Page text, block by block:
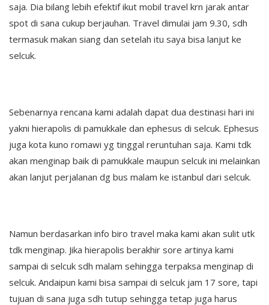
saja. Dia bilang lebih efektif ikut mobil travel krn jarak antar
spot di sana cukup berjauhan. Travel dimulai jam 9.30, sdh
termasuk makan siang dan setelah itu saya bisa lanjut ke
selcuk.
Sebenarnya rencana kami adalah dapat dua destinasi hari ini
yakni hierapolis di pamukkale dan ephesus di selcuk. Ephesus
juga kota kuno romawi yg tinggal reruntuhan saja. Kami tdk
akan menginap baik di pamukkale maupun selcuk ini melainkan
akan lanjut perjalanan dg bus malam ke istanbul dari selcuk.
Namun berdasarkan info biro travel maka kami akan sulit utk
tdk menginap. Jika hierapolis berakhir sore artinya kami
sampai di selcuk sdh malam sehingga terpaksa menginap di
selcuk. Andaipun kami bisa sampai di selcuk jam 17 sore, tapi
tujuan di sana juga sdh tutup sehingga tetap juga harus